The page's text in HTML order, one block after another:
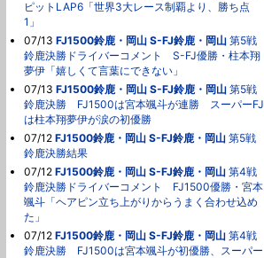
ピットLAP6「世界3大レース制覇より、勝ち点
1」
07/13 FJ1500鈴鹿・岡山 S-FJ鈴鹿・岡山 第5戦
鈴鹿決勝ドライバーコメント S-FJ優勝・柱本翔
夢伊「嬉しくて言葉にできない」
07/13 FJ1500鈴鹿・岡山 S-FJ鈴鹿・岡山 第5戦
鈴鹿決勝 FJ1500は宮本颯斗が連勝 スーパーFJ
は柱本翔夢伊が涙の初優勝
07/12 FJ1500鈴鹿・岡山 S-FJ鈴鹿・岡山 第5戦
鈴鹿決勝結果
07/12 FJ1500鈴鹿・岡山 S-FJ鈴鹿・岡山 第4戦
鈴鹿決勝ドライバーコメント FJ1500優勝・宮本
颯斗「ヘアピン立ち上がりからうまく合わせ込め
た」
07/12 FJ1500鈴鹿・岡山 S-FJ鈴鹿・岡山 第4戦
鈴鹿決勝 FJ1500は宮本颯斗が初優勝、スーパー